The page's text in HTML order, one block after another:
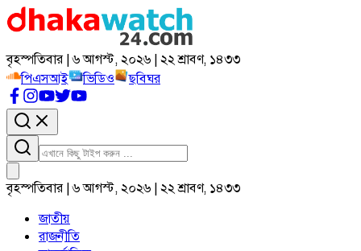
বৃহস্পতিবার | ৬ আগস্ট, ২০২৬ | ২২ শ্রাবণ, ১৪৩৩
পিএসআই
ভিডিও ছবিঘর
বৃহস্পতিবার | ৬ আগস্ট, ২০২৬ | ২২ শ্রাবণ, ১৪৩৩
জাতীয়
রাজনীতি